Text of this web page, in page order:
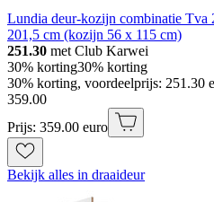
Lundia deur-kozijn combinatie
201,5 cm (kozijn 56 x 115 cm)
251.30 met Club Karwei
30% korting30% korting
30% korting, voordeelprijs: 251.30
359.00
Prijs: 359.00 euro
Bekijk alles in draaideur